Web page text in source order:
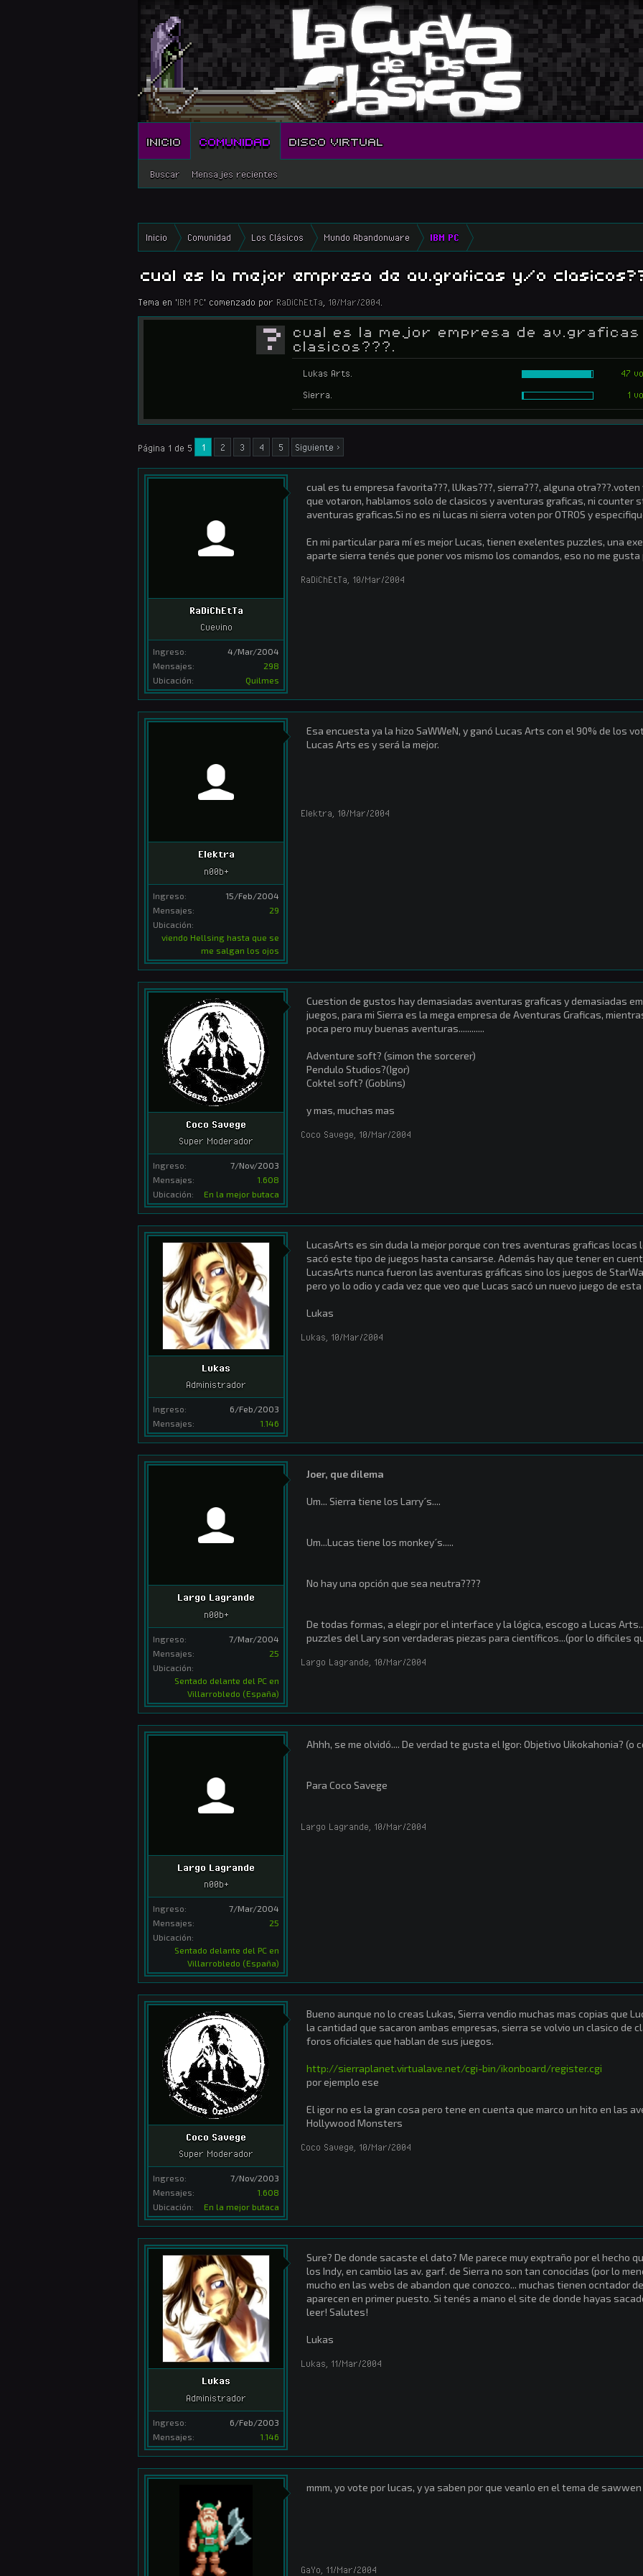
INICIO COMUNIDAD
Buscar Mensajes recientes
DISCO VIRTUAL
Inicio Comunidad Los Clásicos Mundo Abandonware IBM PC
cual es la mejor empresa de av.graficas y/o
Tema en 'IBM PC' comenzado por RaDiChEtTa 10/Mar/2004
?
cual es la mejor empresa de
clasicos???.
Lukas Arts.
47
Sierra.
1
Página 1 de 5 1 2 3 4 5 Siguiente >
RaDiChEtTa
Cuevino
Ingreso:
4/Mar/2004
Mensajes:
298
Ubicación:
Quilmes
cual es tu empresa favorita???, lUkas???, sierra???, alguna
que votaron, hablamos solo de clasicos y aventuras graficas, ni counter
aventuras graficas.Si no es ni lucas ni sierra voten por OTROS y
En mi particular para mí es mejor Lucas, tienen exelentes puzzles, una
aparte sierra tenés que poner vos mismo los comandos, eso no me gusta
RaDiChEtTa 10/Mar/2004
Elektra
n00b+
Ingreso:
15/Feb/2004
Mensajes:
29
Ubicación:
viendo Hellsing hasta que se
me salgan los ojos
Esa encuesta ya la hizo SaWWeN, y ganó Lucas Arts con el 90% de los
Lucas Arts es y será la mejor.
Elektra, 10/Mar/2004
Coco Savege
Super Moderador
Ingreso:
7/Nov/2003
Mensajes:
1.608
Ubicación:
En la mejor butaca
Cuestion de gustos hay demasiadas aventuras graficas y demasiadas
juegos, para mi Sierra es la mega empresa de Aventuras Graficas,
poca pero muy buenas aventuras............
Adventure soft? (simon the sorcerer)
Pendulo Studios?(Igor)
Coktel soft? (Goblins)
y mas, muchas mas
Coco Savege 10/Mar/2004
Lukas
Administrador
Ingreso:
6/Feb/2003
Mensajes:
1.146
LucasArts es sin duda la mejor porque con tres aventuras graficas locas
sacó este tipo de juegos hasta cansarse. Además hay que tener en
LucasArts nunca fueron las aventuras gráficas sino los juegos de
pero yo lo odio y cada vez que veo que Lucas sacó un nuevo juego de
Lukas
Lukas 10/Mar/2004
Largo Lagrande
n00b+
Ingreso:
7/Mar/2004
Mensajes:
25
Ubicación:
Sentado delante del PC en
Villarrobledo (España)
Joer, que dilema
Um... Sierra tiene los Larry´s....
Um...Lucas tiene los monkey´s.....
No hay una opción que sea neutra????
De todas formas, a elegir por el interface y la lógica, escogo a Lucas
puzzles del Lary son verdaderas piezas para científicos...(por lo dificiles
Largo Lagrande, 10/Mar/2004
Largo Lagrande
n00b+
Ingreso:
7/Mar/2004
Mensajes:
25
Ubicación:
Sentado delante del PC en
Villarrobledo (España)
Ahhh, se me olvidó.... De verdad te gusta el Igor: Objetivo Uikokahonia? (o
Para Coco Savege
Largo Lagrande 10/Mar/2004
Coco Savege
Super Moderador
Ingreso:
7/Nov/2003
Mensajes:
1.608
Ubicación:
En la mejor butaca
Bueno aunque no lo creas Lukas, Sierra vendio muchas mas copias que
la cantidad que sacaron ambas empresas, sierra se volvio un clasico de
foros oficiales que hablan de sus juegos.
http://sierraplanet.virtualave.net/cgi-bin/ikonboard/register.cgi
por ejemplo ese
El igor no es la gran cosa pero tene en cuenta que marco un hito en las
Hollywood Monsters
Coco Savege 10/Mar/2004
Lukas
Administrador
Ingreso:
6/Feb/2003
Mensajes:
1.146
Sure? De donde sacaste el dato? Me parece muy exptraño por el hecho
los Indy, en cambio las av. garf. de Sierra no son tan conocidas (por lo
mucho en las webs de abandon que conozco... muchas tienen ocntador
aparecen en primer puesto. Si tenés a mano el site de donde hayas
leer! Salutes!
Lukas
Lukas, 11/Mar/2004
mmm, yo vote por lucas, y ya saben por que veanlo en el tema de sawwen
GaYo 11/Mar/2004